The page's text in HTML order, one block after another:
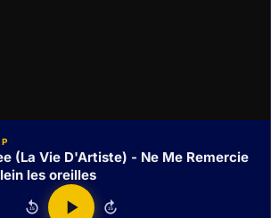
(La Vie D'Artiste) - Ne Me Remercie
les oreilles
15 15